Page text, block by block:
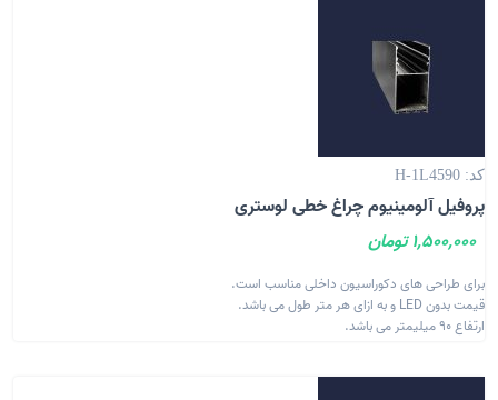
کد: H-1L4590
پروفیل آلومینیوم چراغ خطی لوستری
1,500,000 تومان
برای طراحی های دکوراسیون داخلی مناسب است.
قیمت بدون LED و به ازای هر متر طول می باشد.
ارتفاع 90 میلیمتر می باشد.